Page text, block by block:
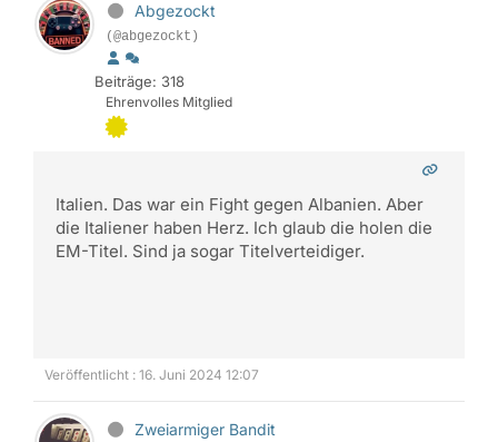
Abgezockt
(@abgezockt)
Beiträge: 318
Ehrenvolles Mitglied
Italien. Das war ein Fight gegen Albanien. Aber
die Italiener haben Herz. Ich glaub die holen die
EM-Titel. Sind ja sogar Titelverteidiger.
Veröffentlicht : 16. Juni 2024 12:07
Zweiarmiger Bandit